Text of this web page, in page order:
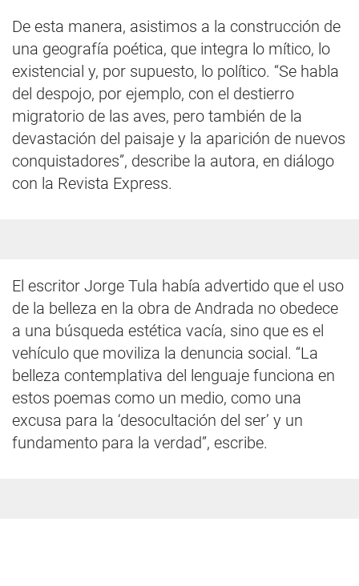
De esta manera, asistimos a la construcción de
una geografía poética, que integra lo mítico, lo
existencial y, por supuesto, lo político. “Se habla
del despojo, por ejemplo, con el destierro
migratorio de las aves, pero también de la
devastación del paisaje y la aparición de nuevos
conquistadores”, describe la autora, en diálogo
con la Revista Express.
El escritor Jorge Tula había advertido que el uso
de la belleza en la obra de Andrada no obedece
a una búsqueda estética vacía, sino que es el
vehículo que moviliza la denuncia social. “La
belleza contemplativa del lenguaje funciona en
estos poemas como un medio, como una
excusa para la ‘desocultación del ser’ y un
fundamento para la verdad”, escribe.